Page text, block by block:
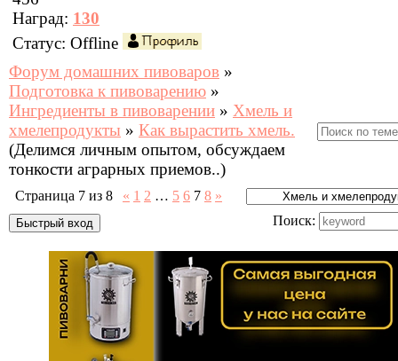
Наград: 130
Статус: Offline
Форум домашних пивоваров »
Подготовка к пивоварению »
Ингредиенты в пивоварении » Хмель и
хмелепродукты » Как вырастить хмель.
(Делимся личным опытом, обсуждаем
тонкости аграрных приемов..)
Страница 7 из 8 « 1 2 … 5 6 7 8 »
Поиск: